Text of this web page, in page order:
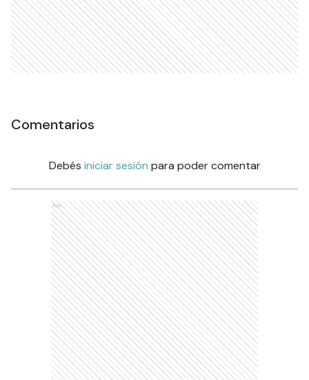
Comentarios
Debés iniciar sesión para poder comentar
Ads